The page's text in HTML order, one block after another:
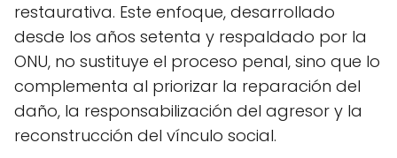
restaurativa. Este enfoque, desarrollado
desde los años setenta y respaldado por la
ONU, no sustituye el proceso penal, sino que lo
complementa al priorizar la reparación del
daño, la responsabilización del agresor y la
reconstrucción del vínculo social.